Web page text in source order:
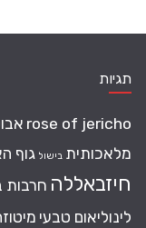
תגיות
rose of jericho
מלאכותית בישול גוף
חיזבאללה חרבות
לינוליאום טבעי